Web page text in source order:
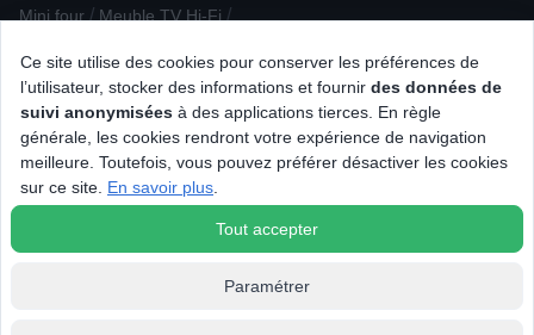
Ce site utilise des cookies pour conserver les préférences de
l’utilisateur, stocker des informations et fournir des données de
suivi anonymisées à des applications tierces. En règle
générale, les cookies rendront votre expérience de navigation
meilleure. Toutefois, vous pouvez préférer désactiver les cookies
sur ce site. En savoir plus
Tout accepter
Paramétrer
Mini four / Meuble TV Hi-Fi /
Casque sans fil intra-auriculaire / Aspirateur robot /
Machine à bière /
Papier photo Casque sans fil et ANC Arceau
Casque de réalité virtuelle / Onduleur / Congélateur armoire /
Yaourtière / fromagère / GSM